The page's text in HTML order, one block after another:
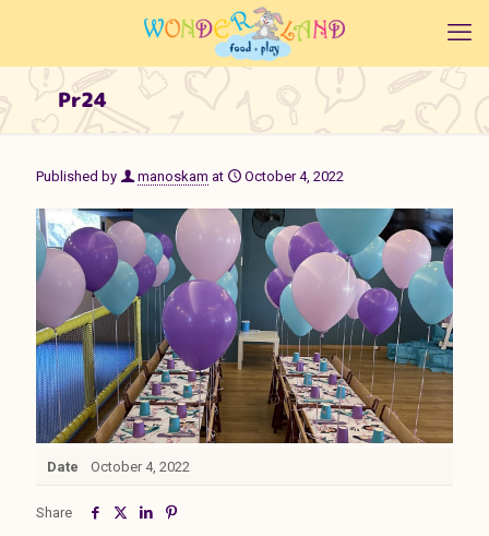
Pr24
Published by manoskam at October 4, 2022
Date October 4, 2022
Share